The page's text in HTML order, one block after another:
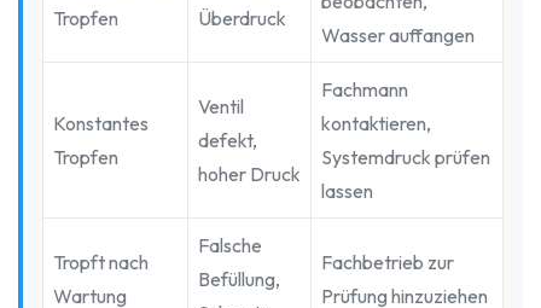
Tropfen
Überdruck
Wasser auffangen
Konstantes
Tropfen
Ventil
defekt,
hoher Druck
Fachmann
kontaktieren,
Systemdruck prüfen
lassen
Tropft nach
Wartung
Falsche
Befüllung,
Fachbetrieb zur
Prüfung hinzuziehen